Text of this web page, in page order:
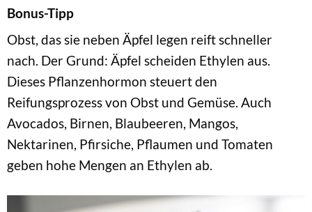
Bonus-Tipp
Obst, das sie neben Äpfel legen reift schneller
nach. Der Grund: Äpfel scheiden Ethylen aus.
Dieses Pflanzenhormon steuert den
Reifungsprozess von Obst und Gemüse. Auch
Avocados, Birnen, Blaubeeren, Mangos,
Nektarinen, Pfirsiche, Pflaumen und Tomaten
geben hohe Mengen an Ethylen ab.